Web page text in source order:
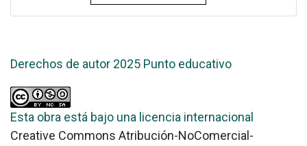
Derechos de autor 2025 Punto educativo
Esta obra está bajo una licencia internacional
Creative Commons Atribución-NoComercial-